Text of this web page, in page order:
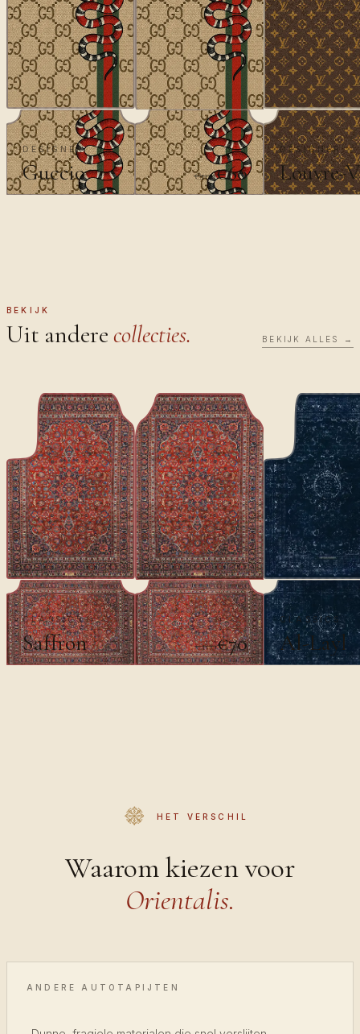
DESIGNER
Guccio €100€60
DESIGNER
Louvre-
BEKIJK
Uit anderecollecties. BEKIJK ALLES →
CLASSICS
Saffron €100€70
CLASSICS
Al-Layl
HET VERSCHIL
Waarom kiezen voor
Orientalis.
ANDERE AUTOTAPIJTEN